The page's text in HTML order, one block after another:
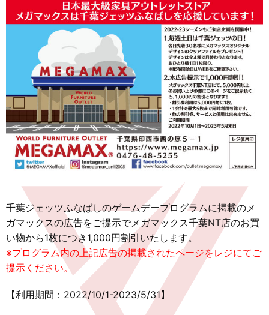
千葉ジェッツふなばしのゲームデープログラムに掲載のメ
ガマックスの広告をご提示でメガマックス千葉NT店のお買
い物から1枚につき1,000円割引いたします。
※プログラム内の上記広告の掲載されたページをレジにてご
提示ください。
【利用期間：2022/10/1-2023/5/31】